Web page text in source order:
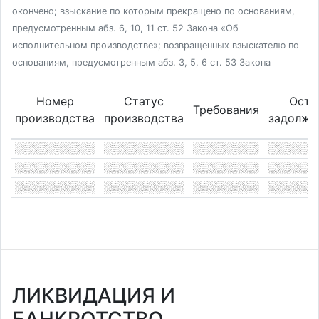
окончено; взыскание по которым прекращено по основаниям,
предусмотренным абз. 6, 10, 11 ст. 52 Закона «Об
исполнительном производстве»; возвращенных взыскателю по
основаниям, предусмотренным абз. 3, 5, 6 ст. 53 Закона
Номер
производства
Статус
производства
Требования
ЛИКВИДАЦИЯ И